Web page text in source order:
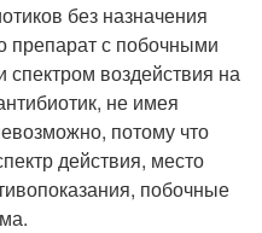
без назначения
препарат с побочными
воздействия на
не имея
потому что
действия, место
побочные